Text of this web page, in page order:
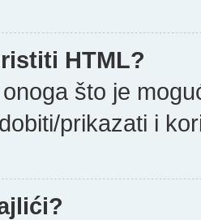
HTML?
što je
prikazati i